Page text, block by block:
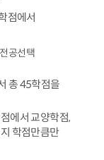
점에서
공선택
총 45학점을
에서 교양학점,
학점만큼만